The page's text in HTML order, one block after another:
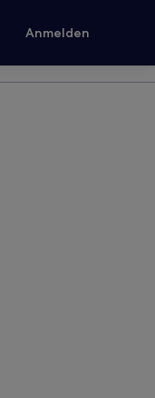
Anmelden